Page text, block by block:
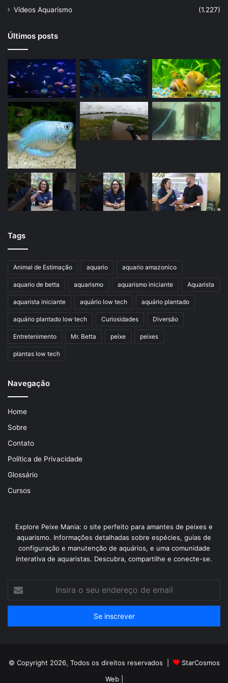
Vídeos Aquarismo
(1.227)
Últimos posts
Tags
Animal de Estimação aquario aquario amazonico
aquario de betta aquarismo aquarismo iniciante Aquarista
aquarista iniciante aquário low tech aquário plantado
aquário plantado low tech Curiosidades Diversão
Entretenimento Mr. Betta peixe peixes
plantas low tech
Navegação
Home
Sobre
Contato
Política de Privacidade
Glossário
Cursos
Explore Peixe Mania: o site perfeito para amantes de peixes e
aquarismo. Informações detalhadas sobre espécies, guias de
configuração e manutenção de aquários, e uma comunidade
interativa de aquaristas. Descubra, compartilhe e conecte-se.
seu
de
© Copyright 2026, Todos os direitos reservados |
StarCosmos
Web|